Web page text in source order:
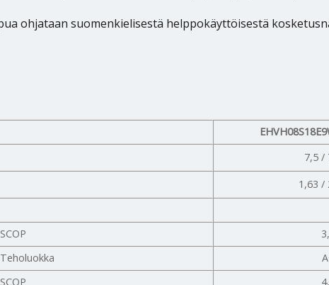
ohjataan suomenkielisestä helppokäyttöisestä
7,5 /
1,63 /
SCOP
Teholuokka
SCOP